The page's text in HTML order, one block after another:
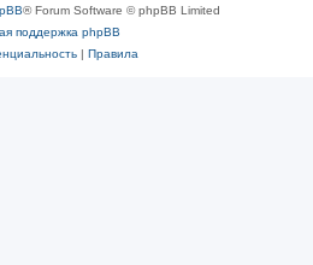
® Forum Software © phpBB Limited
поддержка phpBB
| Правила